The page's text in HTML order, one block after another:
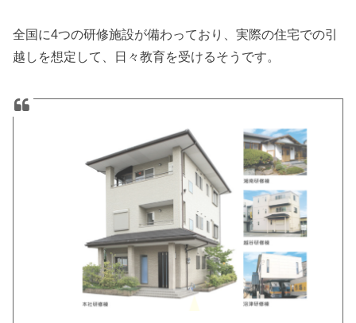
全国に4つの研修施設が備わっており、実際の住宅での引
越しを想定して、日々教育を受けるそうです。